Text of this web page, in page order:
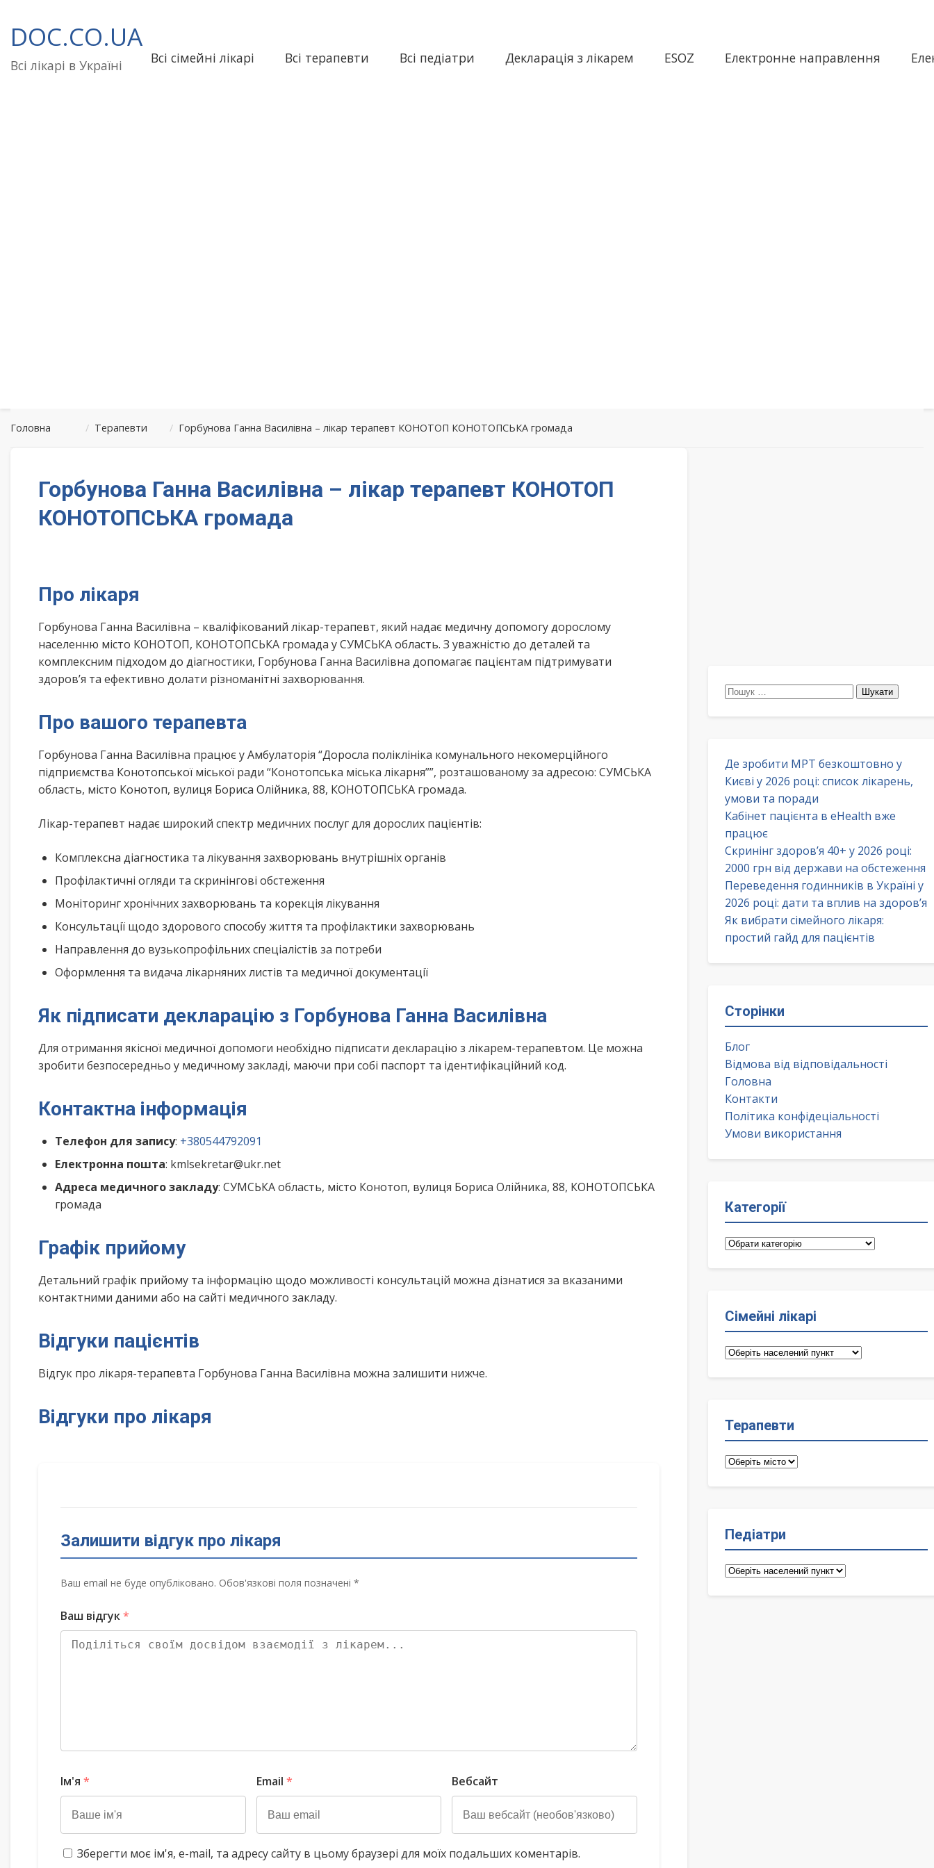
до
вмісту
DOC.CO.UA
Всі лікарі в Україні Всі сімейні лікарі Всі терапевти Всі педіатри Декларація з лікарем ESOZ Електронне направлення
Головна / Терапевти / Горбунова Ганна Василівна – лікар терапевт КОНОТОП КОНОТОПСЬКА громада
Горбунова Ганна Василівна – лікар терапевт КОНОТОП
КОНОТОПСЬКА громада
Про лікаря
Горбунова Ганна Василівна – кваліфікований лікар-терапевт, який надає медичну допомогу дорослому
населенню місто КОНОТОП, КОНОТОПСЬКА громада у СУМСЬКА область. З уважністю до деталей та
комплексним підходом до діагностики, Горбунова Ганна Василівна допомагає пацієнтам підтримувати
здоров’я та ефективно долати різноманітні захворювання.
Про вашого терапевта
Горбунова Ганна Василівна працює у Амбулаторія “Доросла поліклініка комунального некомерційного
підприємства Конотопської міської ради “Конотопська міська лікарня””, розташованому за адресою: СУМСЬКА
область, місто Конотоп, вулиця Бориса Олійника, 88, КОНОТОПСЬКА громада.
Лікар-терапевт надає широкий спектр медичних послуг для дорослих пацієнтів:
Комплексна діагностика та лікування захворювань внутрішніх органів
Профілактичні огляди та скринінгові обстеження
Моніторинг хронічних захворювань та корекція лікування
Консультації щодо здорового способу життя та профілактики захворювань
Направлення до вузькопрофільних спеціалістів за потреби
Оформлення та видача лікарняних листів та медичної документації
Як підписати декларацію з Горбунова Ганна Василівна
Для отримання якісної медичної допомоги необхідно підписати декларацію з лікарем-терапевтом. Це можна
зробити безпосередньо у медичному закладі, маючи при собі паспорт та ідентифікаційний код.
Контактна інформація
Телефон для запису: +380544792091
Електронна пошта: kmlsekretar@ukr.net
Адреса медичного закладу: СУМСЬКА область, місто Конотоп, вулиця Бориса Олійника, 88, КОНОТОПСЬКА
громада
Графік прийому
Детальний графік прийому та інформацію щодо можливості консультацій можна дізнатися за вказаними
контактними даними або на сайті медичного закладу.
Відгуки пацієнтів
Відгук про лікаря-терапевта Горбунова Ганна Василівна можна залишити нижче.
Відгуки про лікаря
Залишити відгук про лікаря
Ваш email не буде опубліковано. Обов'язкові поля позначені *
Ваш відгук*
Ім'я * Email * Вебсайт
Зберегти моє ім'я, e-mail, та адресу сайту в цьому браузері для моїх подальших коментарів.
Пошук:
Де зробити МРТ безкоштовно у
Києві у 2026 році: список лікарень,
умови та поради
Кабінет пацієнта в eHealth вже
працює
Скринінг здоров’я 40+ у 2026 році:
2000 грн від держави на обстеження
Переведення годинників в Україні у
2026 році: дати та вплив на здоров’я
Як вибрати сімейного лікаря:
простий гайд для пацієнтів
Сторінки
Блог
Відмова від відповідальності
Головна
Контакти
Політика конфідеціальності
Умови використання
Категорії
Категорії
Сімейні лікарі
Сімейні
Терапевти
Терапевти
Педіатри
Педіатри